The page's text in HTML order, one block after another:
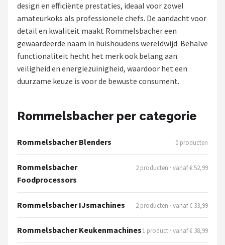
Shop
POPULAIRE MERKEN
Kenwood
Moulinex
Braun
Bardi
Bartscher
design en efficiënte prestaties, ideaal voor zowel
amateurkoks als professionele chefs. De aandacht voor
detail en kwaliteit maakt Rommelsbacher een
gewaardeerde naam in huishoudens wereldwijd. Behalve
functionaliteit hecht het merk ook belang aan
veiligheid en energiezuinigheid, waardoor het een
duurzame keuze is voor de bewuste consument.
Rommelsbacher per categorie
Rommelsbacher Blenders 0 producten
Rommelsbacher
Foodprocessors
2 producten · vanaf € 52,99
Rommelsbacher IJsmachines 2 producten · vanaf € 33,99
Rommelsbacher Keukenmachines1 product · vanaf € 38,99